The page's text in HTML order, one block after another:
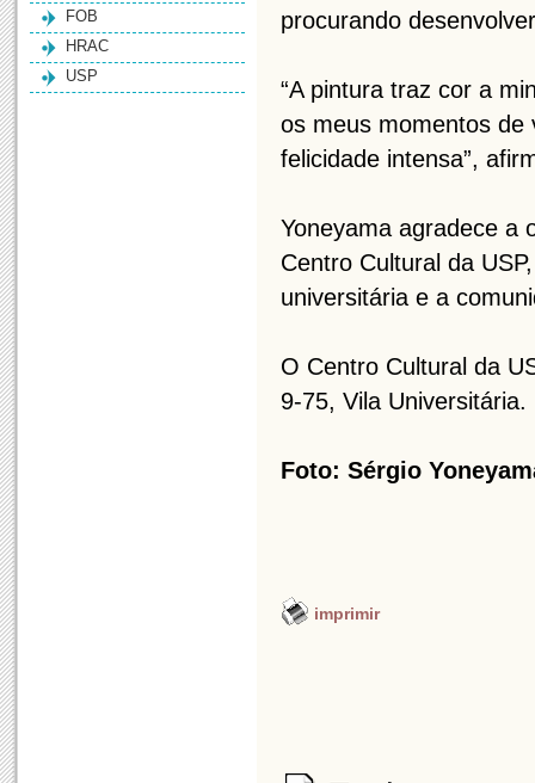
FOB
HRAC
USP
procurando
“A pintura traz cor a
os meus momentos de
felicidade intensa”,
Yoneyama agradece a
Centro Cultural da
universitária e a
O Centro Cultural da
9-75, Vila
Foto: Sérgio
imprimir